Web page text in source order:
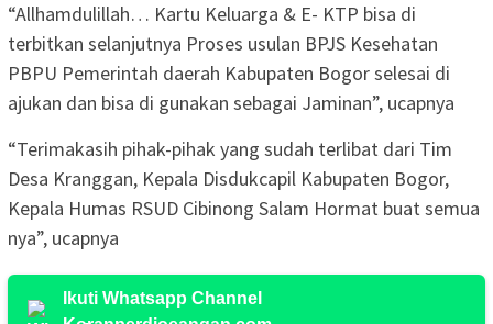
“Allhamdulillah… Kartu Keluarga & E- KTP bisa di
terbitkan selanjutnya Proses usulan BPJS Kesehatan
PBPU Pemerintah daerah Kabupaten Bogor selesai di
ajukan dan bisa di gunakan sebagai Jaminan”, ucapnya
“Terimakasih pihak-pihak yang sudah terlibat dari Tim
Desa Kranggan, Kepala Disdukcapil Kabupaten Bogor,
Kepala Humas RSUD Cibinong Salam Hormat buat semua
nya”, ucapnya
Ikuti Whatsapp Channel